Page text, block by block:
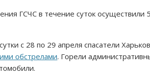
ГСЧС в течение суток осуществили
с 28 по 29 апреля спасатели
обстрелами. Горели